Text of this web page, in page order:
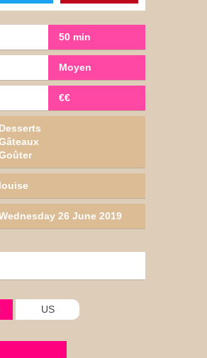
50 min
Moyen
€€
Desserts
louise
26 June 2019
US